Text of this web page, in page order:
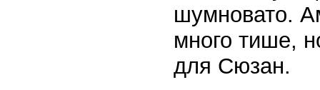
шумновато.
много тише,
для Сюзан.